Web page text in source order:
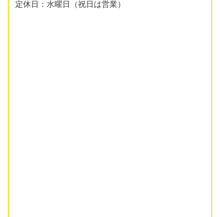
定休日：水曜日（祝日は営業）